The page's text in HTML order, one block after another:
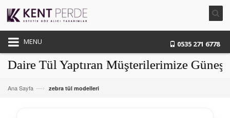
0535 271 6778
MENU
Tül Yaptıran Müşterilerimize Güneşlikler
Ana Sayfa —› zebra tül modelleri